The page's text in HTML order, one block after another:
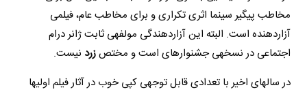
مخاطب پیگیر سینما اثری تکراری و برای مخاطب عام، فیلمی
آزاردهنده است. البته این آزاردهندگی مولفه‎ی ثابت ژانر درام
اجتماعی در نسخه‎ی جشنواره‎ای است و مختص
زرد
در سال‎های اخیر با تعدادی قابل توجهی کپی خوب در آثار فیلم‎ اولی‎ها